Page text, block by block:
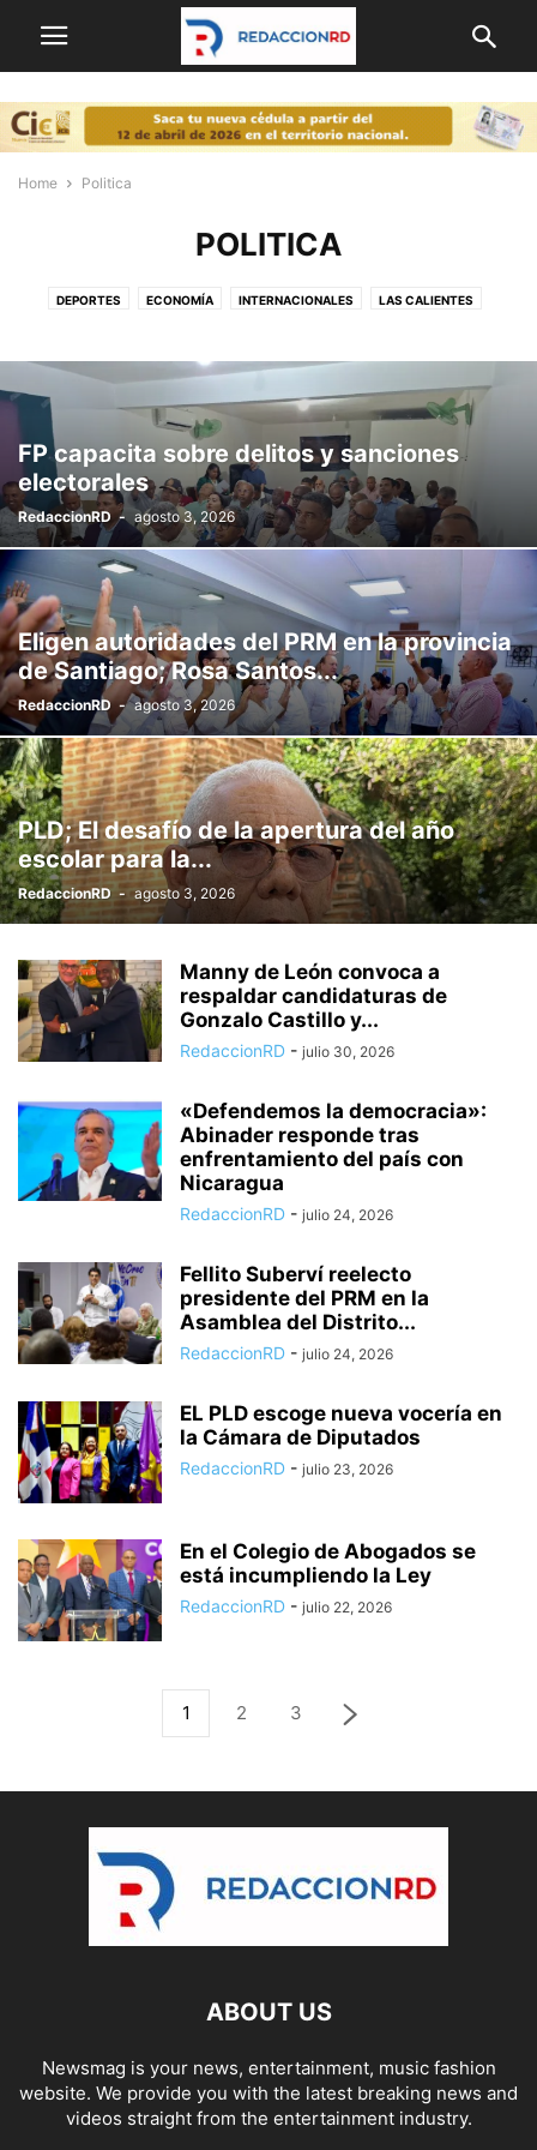
Home Politica
POLITICA
DEPORTES ECONOMÍA INTERNACIONALES LAS CALIENTES
FP capacita sobre delitos y sanciones
electorales
RedaccionRD - agosto 3, 2026
Eligen autoridades del PRM en la provincia
de Santiago; Rosa Santos...
RedaccionRD - agosto 3, 2026
PLD; El desafío de la apertura del año
escolar para la...
RedaccionRD - agosto 3, 2026
Manny de León convoca a
respaldar candidaturas de
Gonzalo Castillo y...
RedaccionRD - julio 30, 2026
«Defendemos la democracia»:
Abinader responde tras
enfrentamiento del país con
Nicaragua
RedaccionRD - julio 24, 2026
Fellito Suberví reelecto
presidente del PRM en la
Asamblea del Distrito...
RedaccionRD - julio 24, 2026
EL PLD escoge nueva vocería en
la Cámara de Diputados
RedaccionRD - julio 23, 2026
En el Colegio de Abogados se
está incumpliendo la Ley
RedaccionRD - julio 22, 2026
1 2 3
ABOUT US
Newsmag is your news, entertainment, music fashion
website. We provide you with the latest breaking news and
videos straight from the entertainment industry.